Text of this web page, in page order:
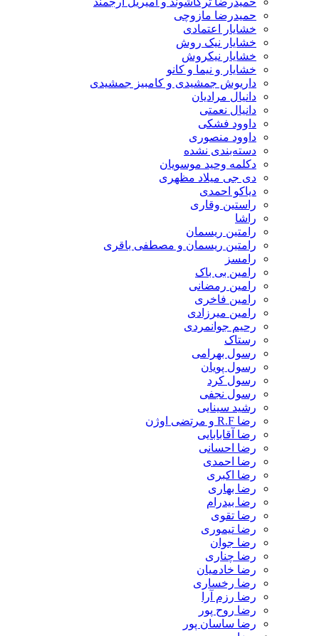
حمیدرضا مازوچی
خشایار اعتمادی
خشایار نیک روش
خشایار نیکروش
خشایار و نیما و کانو
داریوش جمشیدی و کامبیز جمشیدی
دانیال مرادیان
دانیال نعمتی
داوود فشکی
داوود منصوری
دسته‌بندی نشده
دکلمه وحید موسویان
دی جی میلاد مظهری
دیاکو احمدی
راستین وقاری
راشا
رامتین ریسمان
رامتین ریسمان و مصطفی باقری
رامسز
رامین بی باک
رامین رمضانی
رامین فاخری
رامین میرزادی
رحیم جوانمردی
رستاک
رسول بهرامی
رسول پویان
رسول کرد
رسول نجفی
رشید سینایی
رضا R.F و مرتضی اوژن
رضا آقابابایی
رضا احسانی
رضا احمدی
رضا اکبری
رضا بهاری
رضا بیدرام
رضا تقوی
رضا تیموری
رضا جوان
رضا چناری
رضا خادمیان
رضا رخساری
رضا رزم آرا
رضا روح پور
رضا ساسان پور